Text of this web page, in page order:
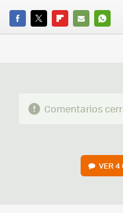
FACEBOOK
TWITTERFLIPBOARD
E-
Comentarios
VER 4